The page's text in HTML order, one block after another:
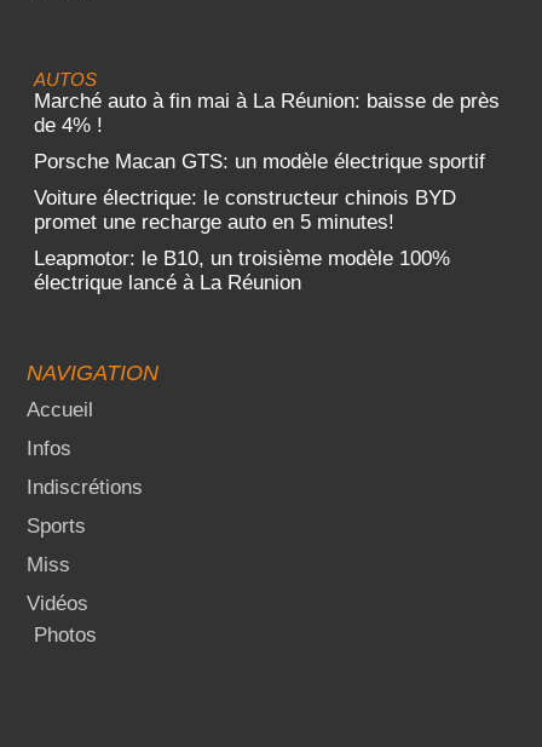
AUTOS
Marché auto à fin mai à La Réunion: baisse de près
de 4% !
Porsche Macan GTS: un modèle électrique sportif
Voiture électrique: le constructeur chinois BYD
promet une recharge auto en 5 minutes!
Leapmotor: le B10, un troisième modèle 100%
électrique lancé à La Réunion
NAVIGATION
Accueil
Infos
Indiscrétions
Sports
Miss
Vidéos
Photos